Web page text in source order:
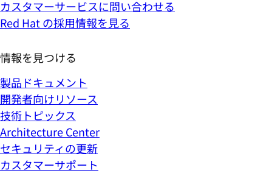
カスタマーサービスに問い合わせる
Red Hat の採用情報を見る
情報を見つける
製品ドキュメント
開発者向けリソース
技術トピックス
Architecture Center
セキュリティの更新
カスタマーサポート